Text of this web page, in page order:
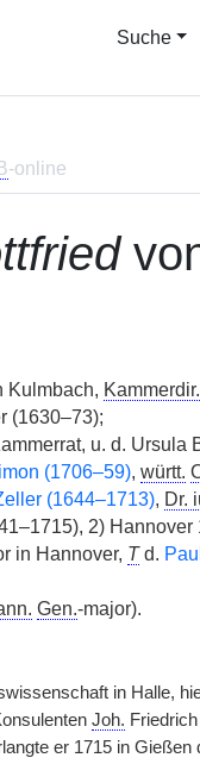
Suche
-online
Kulmbach, Kammerdir.
(1630–73);
u. d. Ursula
(1706–59), württ.
(1644–1713), Dr.
2)
in Hannover, Td.
Gen.-major).
in Halle,
Joh.
er 1715 in